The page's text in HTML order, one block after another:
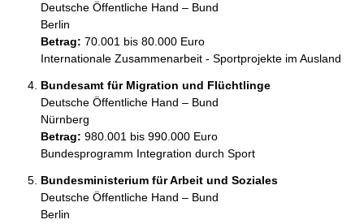
Deutsche Öffentliche Hand – Bund
Berlin
Betrag: 70.001 bis 80.000 Euro
Internationale Zusammenarbeit - Sportprojekte im Ausland
Bundesamt für Migration und Flüchtlinge
Deutsche Öffentliche Hand – Bund
Nürnberg
Betrag: 980.001 bis 990.000 Euro
Bundesprogramm Integration durch Sport
Bundesministerium für Arbeit und Soziales
Deutsche Öffentliche Hand – Bund
Berlin